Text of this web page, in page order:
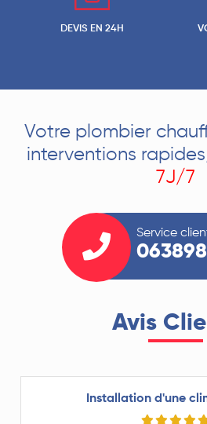
DEVIS EN 24H
Votre plombier
interventions
7J/7
Service
Avis
Installation d'une